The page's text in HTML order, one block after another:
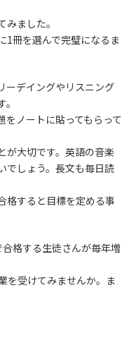
ました。
1冊を選んで完璧になるま
ーデイングやリスニング
ノートに貼ってもらって
が大切です。英語の音楽
でしょう。長文も毎日読
格すると目標を定める事
格する生徒さんが毎年増
を受けてみませんか。ま